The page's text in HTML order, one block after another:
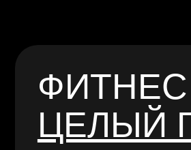
ЦЕЛЫЙ
Приобрести